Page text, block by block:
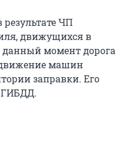
ЧП
движущихся в
момент дорога
машин
заправки. Его
ГИБДД.